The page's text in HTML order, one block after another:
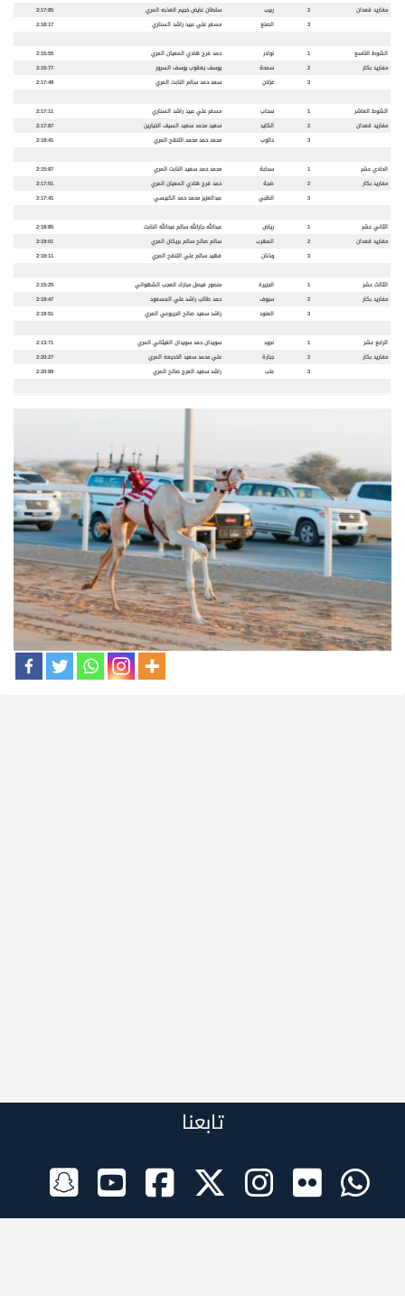
مفاريد قعدان
2 ربيب سلطان عايض خجيم العذبه المري
2:17:85
3
الصنع مسفر علي عبيد راشد السناري 2:18:17
الشوط التاسع 1 نوادر حمد فرج هادي المعيان المري
2:15:55
مفاريد بكار
2 سمحة يوسف يعقوب يوسف السرور
2:15:77
3
غزلان سعد حمد سالم النابت المري 2:17:49
الشوط العاشر 1 سحاب مسفر علي عبيد راشد السناري
2:17:11
مفاريد قعدان
2 الكايد سعيد محمد سعيد السيف الخيارين
2:17:87
3
دالوب محمد حمد محمد اللنقح المري 2:18:41
الحادي عشر 1 سحابة محمد حمد سعيد النابت المري
2:15:87
مفاريد بكار
2 ضجة حمد فرج هادي المعيان المري
2:17:01
3
الظبي عبدالعزيز محمد حمد الكبيسي 2:17:41
الثاني عشر 1 رياض عبدالله جارالله سالم عبدالله النابت
2:18:85
مفاريد قعدان
2 المهرب سالم صالح سالم بريكان المري
2:19:01
3
وذنان فهيد سالم علي اللنقح المري 2:19:11
الثالث عشر 1 الجزيرة منصور فيصل مبارك العجب الشهواني
2:15:25
مفاريد بكار
2 سيوف حمد طالب راشد علي المسعود
2:19:47
3
العنود راشد سعيد صالح الجربوعي المري 2:19:51
الرابع عشر 1 نجود سويدان حمد سويدان الغيثاني المري
2:13:71
مفاريد بكار
2 جبارة علي محمد سعيد الخديعه المري
2:20:27
3
عتب راشد سعيد العرج صالح المري 2:20:89
تابعنا